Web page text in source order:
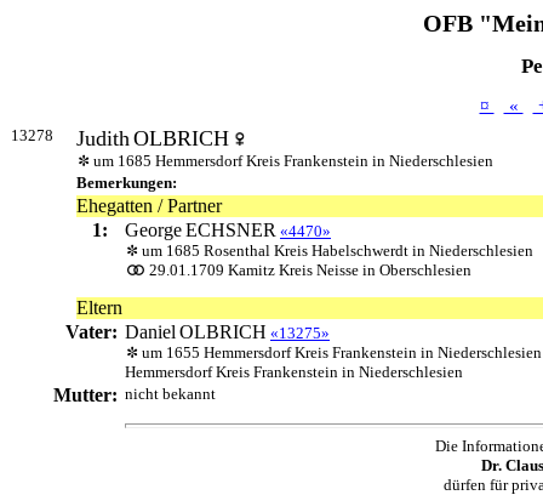
OFB
¤ «
13278 JudithOLBRICH
um 1685 Hemmersdorf Kreis Frankenstein in Niederschlesien
Bemerkungen:
Ehegatten / Partner
1:
GeorgeECHSNER «4470»
um 1685 Rosenthal Kreis Habelschwerdt in Niederschlesien
29.01.1709 Kamitz Kreis Neisse in Oberschlesien
Eltern
Vater: Daniel OLBRICH «13275»
um 1655 Hemmersdorf Kreis Frankenstein in
Hemmersdorf Kreis Frankenstein in Niederschlesien
Mutter: nicht bekannt
Die
Dr.
dürfen für